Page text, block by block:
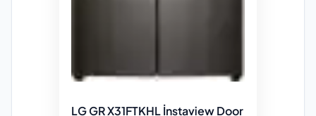
LG GR X31FTKHL İnstaview Door